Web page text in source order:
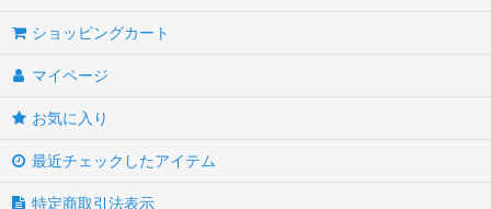
プラチナ
メタル・コッパー
ドラゴン
レッド
ショッピングカート
マイページ
お気に入り
最近チェックしたアイテム
特定商取引法表示